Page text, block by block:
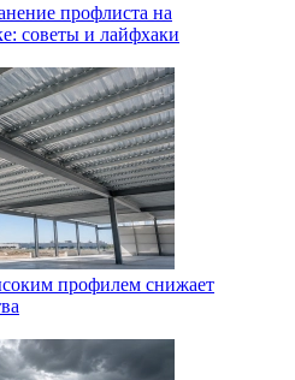
профлиста на
советы и лайфхаки
профилем снижает